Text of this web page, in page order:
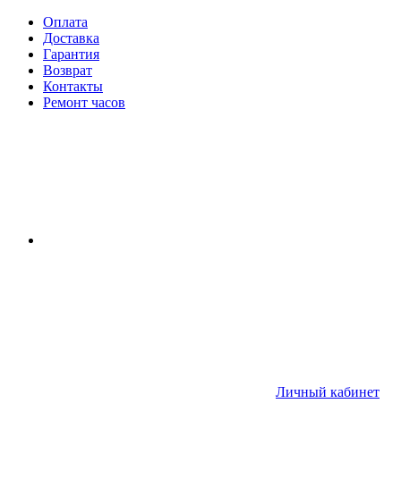
Оплата
Доставка
Гарантия
Возврат
Контакты
Ремонт часов
Личный кабинет